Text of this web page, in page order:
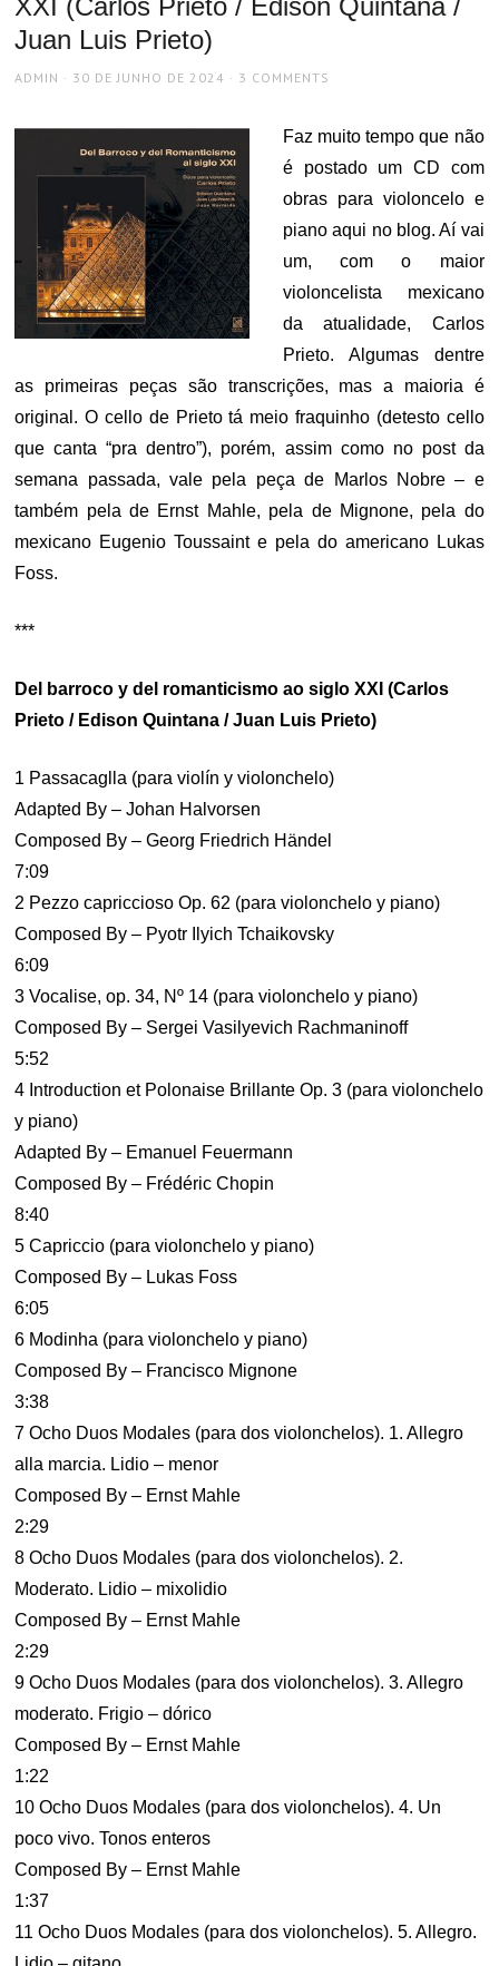
XXI (Carlos Prieto / Edison Quintana /
Juan Luis Prieto)
AUTHOR
ADMIN
POSTED
30 DE JUNHO DE 2024 3 COMMENTS
Faz muito tempo que não
é postado um CD com
obras para violoncelo e
piano aqui no blog. Aí vai
um, com o maior
violoncelista mexicano
da atualidade, Carlos
Prieto. Algumas dentre
as primeiras peças são transcrições, mas a maioria é
original. O cello de Prieto tá meio fraquinho (detesto cello
que canta “pra dentro”), porém, assim como no post da
semana passada, vale pela peça de Marlos Nobre – e
também pela de Ernst Mahle, pela de Mignone, pela do
mexicano Eugenio Toussaint e pela do americano Lukas
Foss.
***
Del barroco y del romanticismo ao siglo XXI (Carlos
Prieto / Edison Quintana / Juan Luis Prieto)
1 Passacaglla (para violín y violonchelo)
Adapted By – Johan Halvorsen
Composed By – Georg Friedrich Händel
7:09
2 Pezzo capriccioso Op. 62 (para violonchelo y piano)
Composed By – Pyotr Ilyich Tchaikovsky
6:09
3 Vocalise, op. 34, Nº 14 (para violonchelo y piano)
Composed By – Sergei Vasilyevich Rachmaninoff
5:52
4 Introduction et Polonaise Brillante Op. 3 (para violonchelo
y piano)
Adapted By – Emanuel Feuermann
Composed By – Frédéric Chopin
8:40
5 Capriccio (para violonchelo y piano)
Composed By – Lukas Foss
6:05
6 Modinha (para violonchelo y piano)
Composed By – Francisco Mignone
3:38
7 Ocho Duos Modales (para dos violonchelos). 1. Allegro
alla marcia. Lidio – menor
Composed By – Ernst Mahle
2:29
8 Ocho Duos Modales (para dos violonchelos). 2.
Moderato. Lidio – mixolidio
Composed By – Ernst Mahle
2:29
9 Ocho Duos Modales (para dos violonchelos). 3. Allegro
moderato. Frigio – dórico
Composed By – Ernst Mahle
1:22
10 Ocho Duos Modales (para dos violonchelos). 4. Un
poco vivo. Tonos enteros
Composed By – Ernst Mahle
1:37
11 Ocho Duos Modales (para dos violonchelos). 5. Allegro.